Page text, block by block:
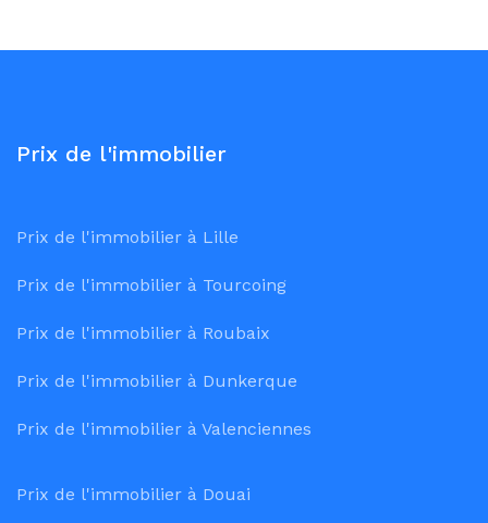
Prix de l'immobilier
Prix de l'immobilier à Lille
Prix de l'immobilier à Tourcoing
Prix de l'immobilier à Roubaix
Prix de l'immobilier à Dunkerque
Prix de l'immobilier à Valenciennes
Prix de l'immobilier à Douai